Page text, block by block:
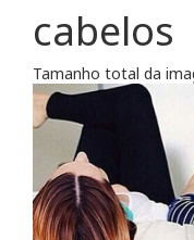
cabelos
Tamanho total da